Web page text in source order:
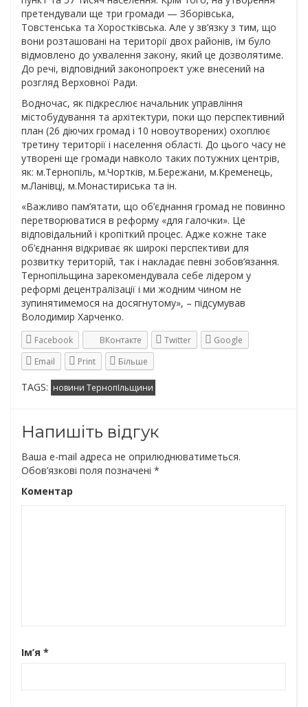
претендували ще три громади — Зборівська,
Товстенська та Хоростківська. Але у зв’язку з тим, що
вони розташовані на території двох районів, їм було
відмовлено до ухвалення закону, який це дозволятиме.
До речі, відповідний законопроект уже внесений на
розгляд Верховної Ради.
Водночас, як підкреслює начальник управління
містобудування та архітектури, поки що перспективний
план (26 діючих громад і 10 новоутворених) охоплює
третину території і населення області. До цього часу не
утворені ще громади навколо таких потужних центрів,
як: м.Тернопіль, м.Чортків, м.Бережани, м.Кременець,
м.Ланівці, м.Монастириська та ін.
«Важливо пам’ятати, що об’єднання громад не повинно
перетворюватися в реформу «для галочки». Це
відповідальний і кропіткий процес. Адже кожне таке
об’єднання відкриває як широкі перспективи для
розвитку територій, так і накладає певні зобов’язання.
Тернопільщина зарекомендувала себе лідером у
реформі децентралізації і ми жодним чином не
зупинятимемося на досягнутому», – підсумував
Володимир Харченко.
Facebook ВКонтакте Twitter
Google
Email
Print Більше
TAGS: новини ТернопІльщини
Напишіть відгук
Ваша e-mail адреса не оприлюднюватиметься.
Обов’язкові поля позначені *
Коментар
Ім’я *